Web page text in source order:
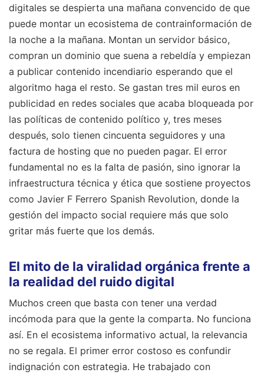
digitales se despierta una mañana convencido de que
puede montar un ecosistema de contrainformación de
la noche a la mañana. Montan un servidor básico,
compran un dominio que suena a rebeldía y empiezan
a publicar contenido incendiario esperando que el
algoritmo haga el resto. Se gastan tres mil euros en
publicidad en redes sociales que acaba bloqueada por
las políticas de contenido político y, tres meses
después, solo tienen cincuenta seguidores y una
factura de hosting que no pueden pagar. El error
fundamental no es la falta de pasión, sino ignorar la
infraestructura técnica y ética que sostiene proyectos
como Javier F Ferrero Spanish Revolution, donde la
gestión del impacto social requiere más que solo
gritar más fuerte que los demás.
El mito de la viralidad orgánica frente a
la realidad del ruido digital
Muchos creen que basta con tener una verdad
incómoda para que la gente la comparta. No funciona
así. En el ecosistema informativo actual, la relevancia
no se regala. El primer error costoso es confundir
indignación con estrategia. He trabajado con